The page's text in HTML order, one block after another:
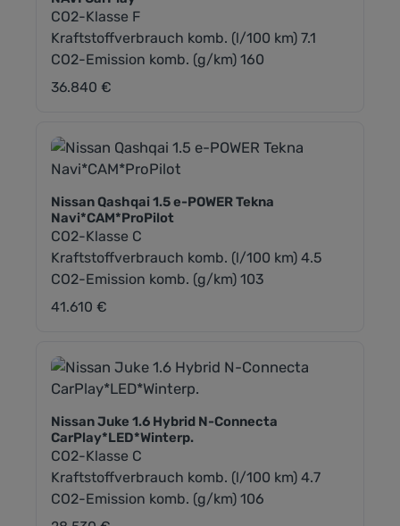
CO2-Klasse F
Kraftstoffverbrauch komb. (l/100 km) 7.1
CO2-Emission komb. (g/km) 160
Regulärer Preis:
36.840 €
Nissan Qashqai 1.5 e-POWER Tekna
Navi*CAM*ProPilot
CO2-Klasse C
Kraftstoffverbrauch komb. (l/100 km) 4.5
CO2-Emission komb. (g/km) 103
Regulärer Preis:
41.610 €
Nissan Juke 1.6 Hybrid N-Connecta
CarPlay*LED*Winterp.
CO2-Klasse C
Kraftstoffverbrauch komb. (l/100 km) 4.7
CO2-Emission komb. (g/km) 106